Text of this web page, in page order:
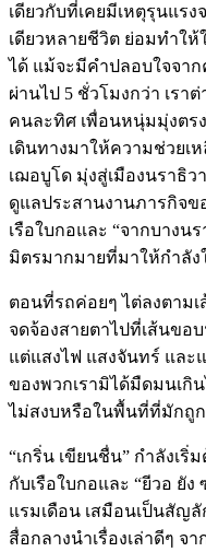
เดียวกับที่เคยมีเหตุรุนแร
เดียวหลายชีวิต ย่อมทำใ
ได้ แม้จะมีคำปลอบใจจา
ผ่านไป 5 ชั่วโมงกว่า เรา
คนละทิศ เพื่อนหนุ่มมุ่งตร
เดินทางมาให้ความช่วยเ
เฌอบูโด มุ่งสู่เมืองนราธิว
ดูแลประสานงานภารกิจข
เรือใบกอและ “จากบางน
มิตรมากมายที่มาให้กำลัง
ตอนที่รถค่อยๆ ไต่ลงตาม
จดจ้องสายตาไปที่เส้นขอ
แต่แสงไฟ แสงจันทร์ และ
ของพวกเรามิได้มืดมนเ
ไม่สงบหรือในพื้นที่ที่มักถูก
“เกริ่น เขียนชื่น” กำลังเ
กับเรือใบกอและ “ยีวอ ยัง
แรมเดือน เสมือนเป็นสัญ
สื่อกลางนำเรื่องเล่าดีๆ จ